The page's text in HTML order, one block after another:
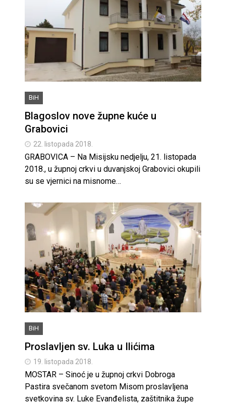
BiH
Blagoslov nove župne kuće u
Grabovici
22. listopada 2018.
GRABOVICA – Na Misijsku nedjelju, 21. listopada
2018., u župnoj crkvi u duvanjskoj Grabovici okupili
su se vjernici na misnome…
BiH
Proslavljen sv. Luka u Ilićima
19. listopada 2018.
MOSTAR – Sinoć je u župnoj crkvi Dobroga
Pastira svečanom svetom Misom proslavljena
svetkovina sv. Luke Evanđelista, zaštitnika župe